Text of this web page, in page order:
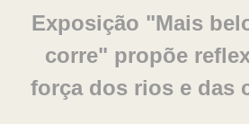
Exposição "Mais
corre" propõe
força dos rios e das